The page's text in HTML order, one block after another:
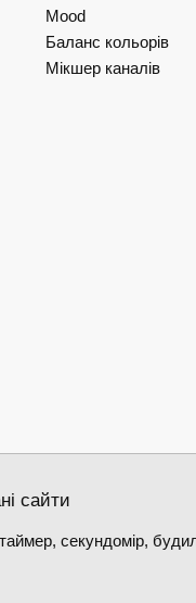
Mood
Баланс кольорів
Мікшер каналів
сайти
секундомір,